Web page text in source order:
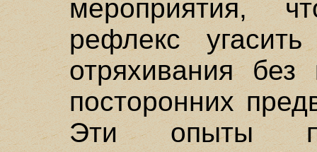
мероприятия,
рефлекс
отряхивания
посторонних
Эти опыты